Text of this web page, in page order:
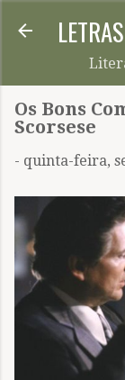
Os Bons
Scorsese
- quinta-feira,